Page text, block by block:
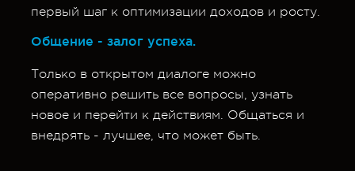
первый шаг к оптимизации доходов и росту.
Общение - залог успеха.
Только в открытом диалоге можно
оперативно решить все вопросы, узнать
новое и перейти к действиям. Общаться и
внедрять - лучшее, что может быть.